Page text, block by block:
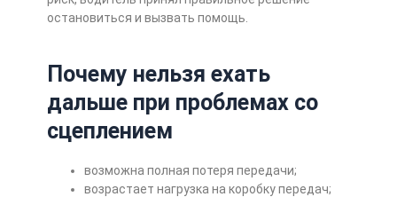
остановиться и вызвать помощь.
Почему нельзя ехать
дальше при проблемах со
сцеплением
возможна полная потеря передачи;
возрастает нагрузка на коробку передач;